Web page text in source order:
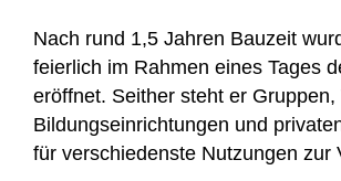
Nach rund 1,5 Jahren Bauzeit
feierlich im Rahmen eines Tages
eröffnet. Seither steht er Gruppen,
Bildungseinrichtungen und
für verschiedenste Nutzungen zur